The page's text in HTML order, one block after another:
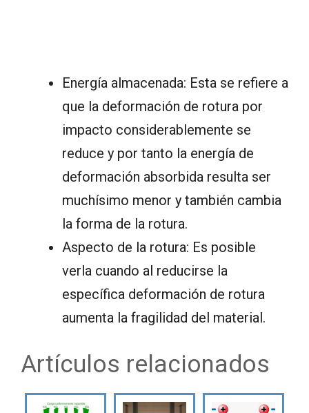
Energía almacenada: Esta se refiere a
que la deformación de rotura por
impacto considerablemente se
reduce y por tanto la energía de
deformación absorbida resulta ser
muchísimo menor y también cambia
la forma de la rotura.
Aspecto de la rotura: Es posible
verla cuando al reducirse la
específica deformación de rotura
aumenta la fragilidad del material.
Artículos relacionados